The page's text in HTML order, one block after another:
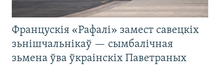
Францускія «Рафалі» замест савецкіх
зьнішчальнікаў — сымбалічная
зьмена ўва ўкраінскіх Паветраных